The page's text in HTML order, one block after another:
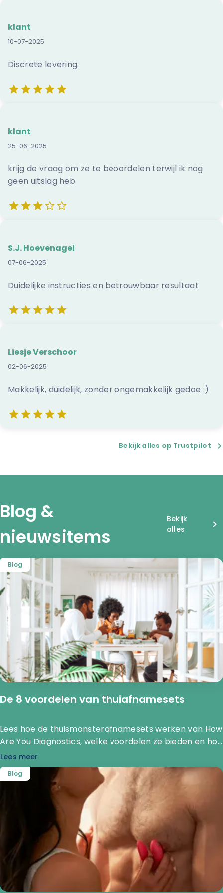
klant
10-07-2025
Discrete levering.
klant
25-06-2025
krijg de vraag om ze te beoordelen terwijl ik nog
geen uitslag heb
S.J. Hoevenagel
07-06-2025
Duidelijke instructies en betrouwbaar resultaat
Liesje Verschoor
02-06-2025
Makkelijk, duidelijk, zonder ongemakkelijk gedoe :)
Bekijk alles op Trustpilot
Blog &
nieuwsitems
Bekijk
alles
Blog
De 8 voordelen van thuiafnamesets
Lees hoe de thuismonsterafnamesets werken van How
Are You Diagnostics, welke voordelen ze bieden en hoe
jouw sample in het laboratorium wordt onderzocht.
Lees meer
Blog